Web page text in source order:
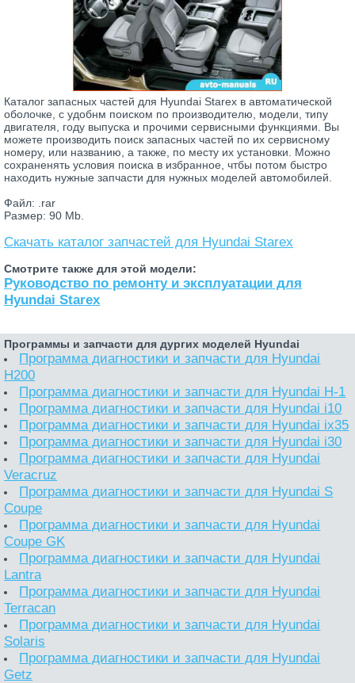
Каталог запасных частей для Hyundai Starex в автоматической
оболочке, с удобнм поиском по производителю, модели, типу
двигателя, году выпуска и прочими сервисными функциями. Вы
можете производить поиск запасных частей по их сервисному
номеру, или названию, а также, по месту их установки. Можно
сохраненять условия поиска в избранное, чтбы потом быстро
находить нужные запчасти для нужных моделей автомобилей.
Файл: .rar
Размер: 90 Mb.
Скачать каталог запчастей для Hyundai Starex
Смотрите также для этой модели:
Руководство по ремонту и эксплуатации для
Hyundai Starex
Программы и запчасти для дургих моделей Hyundai
Программа диагностики и запчасти для Hyundai
H200
Программа диагностики и запчасти для Hyundai H-1
Программа диагностики и запчасти для Hyundai i10
Программа диагностики и запчасти для Hyundai ix35
Программа диагностики и запчасти для Hyundai i30
Программа диагностики и запчасти для Hyundai
Veracruz
Программа диагностики и запчасти для Hyundai S
Coupe
Программа диагностики и запчасти для Hyundai
Coupe GK
Программа диагностики и запчасти для Hyundai
Lantra
Программа диагностики и запчасти для Hyundai
Terracan
Программа диагностики и запчасти для Hyundai
Solaris
Программа диагностики и запчасти для Hyundai
Getz